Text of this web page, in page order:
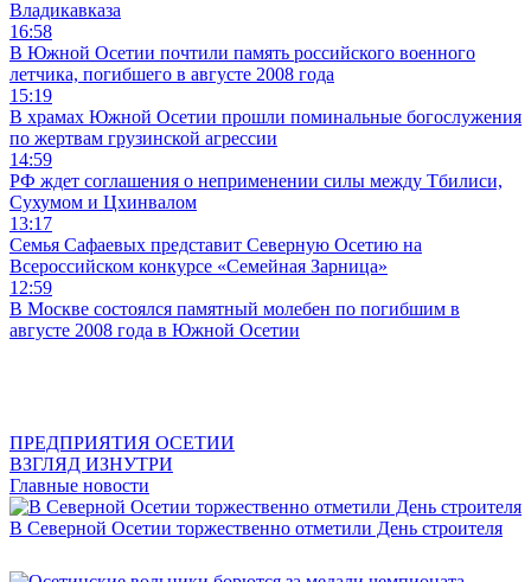
Владикавказа
16:58
В Южной Осетии почтили память российского военного
летчика, погибшего в августе 2008 года
15:19
В храмах Южной Осетии прошли поминальные богослужения
по жертвам грузинской агрессии
14:59
РФ ждет соглашения о неприменении силы между Тбилиси,
Сухумом и Цхинвалом
13:17
Семья Сафаевых представит Северную Осетию на
Всероссийском конкурсе «Семейная Зарница»
12:59
В Москве состоялся памятный молебен по погибшим в
августе 2008 года в Южной Осетии
ПРЕДПРИЯТИЯ ОСЕТИИ
ВЗГЛЯД ИЗНУТРИ
Главные новости
В Северной Осетии торжественно отметили День строителя